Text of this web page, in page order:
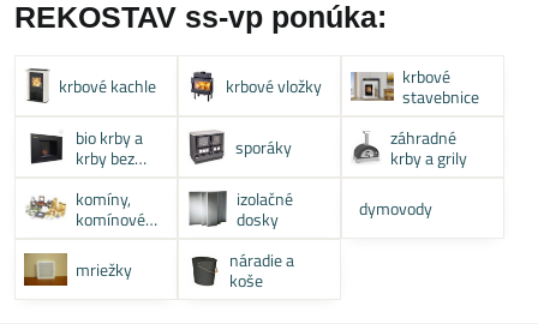
REKOSTAV ss-vp ponúka:
krbové kachle krbové vložky
krbové
stavebnice
bio krby a
krby bez
komína
sporáky
záhradné
krby a grily
komíny,
komínové
systémy
izolačné
dosky
dymovody
mriežky
náradie a
koše